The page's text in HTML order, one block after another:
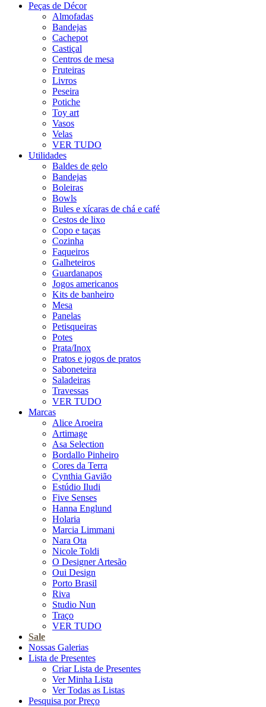
Peças de Décor
Almofadas
Bandejas
Cachepot
Castiçal
Centros de mesa
Fruteiras
Livros
Peseira
Potiche
Toy art
Vasos
Velas
VER TUDO
Utilidades
Baldes de gelo
Bandejas
Boleiras
Bowls
Bules e xícaras de chá e café
Cestos de lixo
Copo e taças
Cozinha
Faqueiros
Galheteiros
Guardanapos
Jogos americanos
Kits de banheiro
Mesa
Panelas
Petisqueiras
Potes
Prata/Inox
Pratos e jogos de pratos
Saboneteira
Saladeiras
Travessas
VER TUDO
Marcas
Alice Aroeira
Artimage
Asa Selection
Bordallo Pinheiro
Cores da Terra
Cynthia Gavião
Estúdio Iludi
Five Senses
Hanna Englund
Holaria
Marcia Limmani
Nara Ota
Nicole Toldi
O Designer Artesão
Oui Design
Porto Brasil
Riva
Studio Nun
Traço
VER TUDO
Sale
Nossas Galerias
Lista de Presentes
Criar Lista de Presentes
Ver Minha Lista
Ver Todas as Listas
Pesquisa por Preço